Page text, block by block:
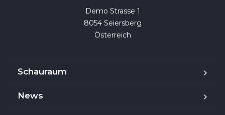
Demo Strasse 1
8054 Seiersberg
Österreich
Schauraum
News